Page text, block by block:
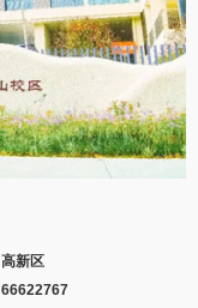
高新区
66622767